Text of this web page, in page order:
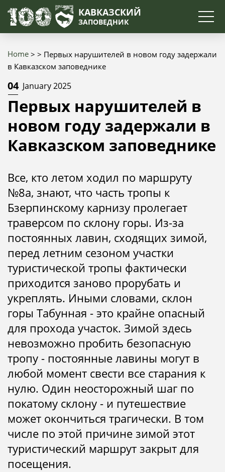
КАВКАЗСКИЙ
ЗАПОВЕДНИК
Search
Breadcrumb
Home
Первых нарушителей в новом году задержали
в Кавказском заповеднике
04 January 2025
Первых нарушителей в
новом году задержали в
Кавказском заповеднике
Все, кто летом ходил по маршруту
№8а, знают, что часть тропы к
Бзерпинскому карнизу пролегает
траверсом по склону горы. Из-за
постоянных лавин, сходящих зимой,
перед летним сезоном участки
туристической тропы фактически
приходится заново прорубать и
укреплять. Иными словами, склон
горы Табунная - это крайне опасный
для прохода участок. Зимой здесь
невозможно пробить безопасную
тропу - постоянные лавины могут в
любой момент свести все старания к
нулю. Один неосторожный шаг по
покатому склону - и путешествие
может окончиться трагически. В том
числе по этой причине зимой этот
туристический маршрут закрыт для
посещения.